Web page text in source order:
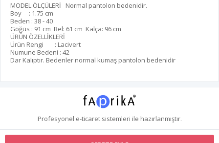
MODEL ÖLÇÜLERİ Normal pantolon bedenidir.
Boy : 1.75 cm
Beden : 38 - 40
Göğüs : 91 cm Bel: 61 cm Kalça: 96 cm
ÜRÜN ÖZELLİKLERİ
Ürün Rengi : Lacivert
Numune Bedeni : 42
Dar Kalıptır. Bedenler normal kumaş pantolon bedenidir
Profesyonel e-ticaretsistemleri ile hazırlanmıştır.